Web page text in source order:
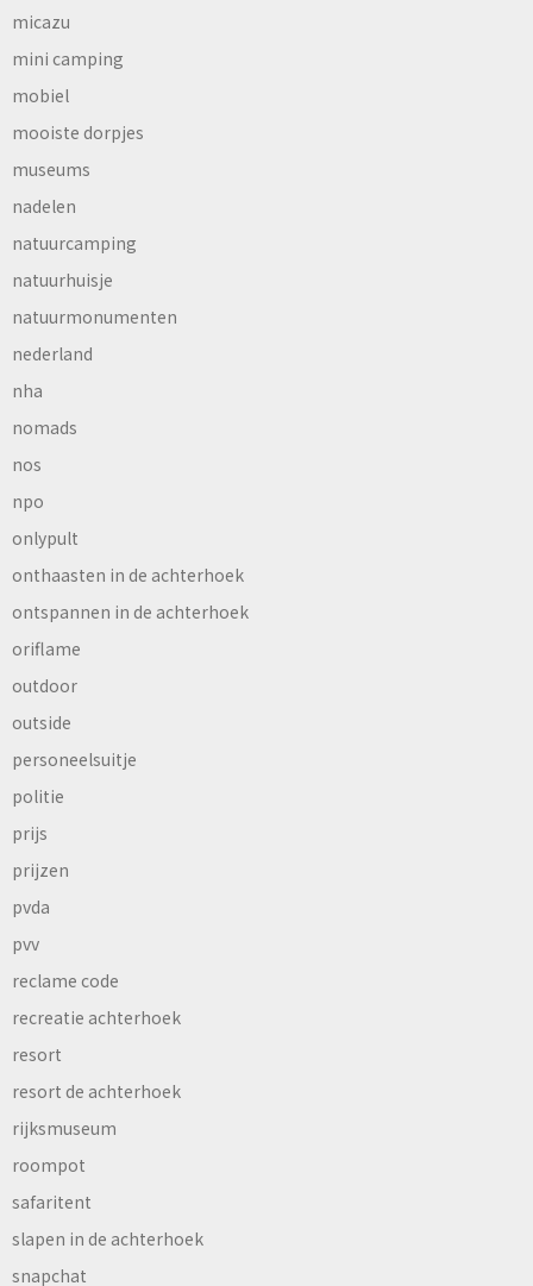
micazu
mini camping
mobiel
mooiste dorpjes
museums
nadelen
natuurcamping
natuurhuisje
natuurmonumenten
nederland
nha
nomads
nos
npo
onlypult
onthaasten in de achterhoek
ontspannen in de achterhoek
oriflame
outdoor
outside
personeelsuitje
politie
prijs
prijzen
pvda
pvv
reclame code
recreatie achterhoek
resort
resort de achterhoek
rijksmuseum
roompot
safaritent
slapen in de achterhoek
snapchat